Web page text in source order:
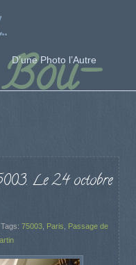
D’une Photo l’Autre
Le 24 octobre
Tags: 75003 Paris
Passage de